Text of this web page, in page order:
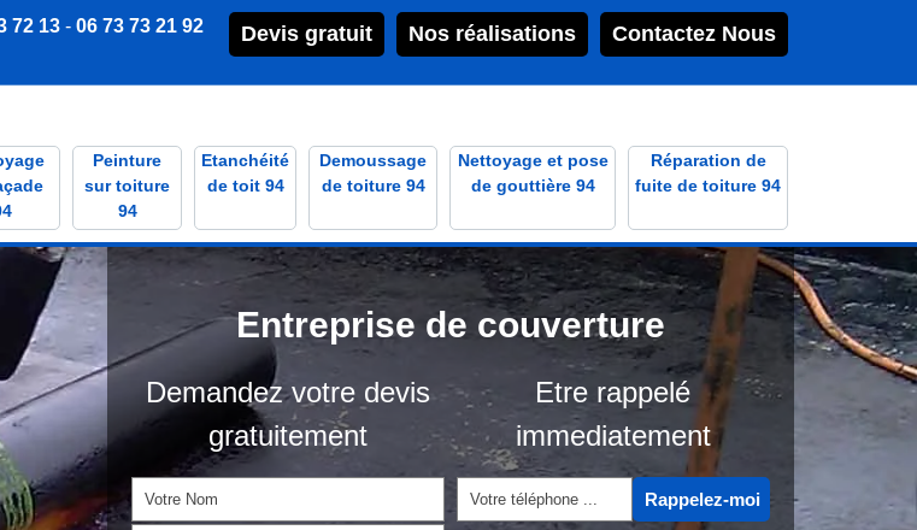
Devis gratuit Nos réalisations Contactez Nous
72 13 - 06 73 73 21 92
Peinture
sur toiture
94
Etanchéité
de toit 94
Demoussage
de toiture 94
Nettoyage et pose
de gouttière 94
Réparation de
fuite de toiture 94
Entreprise de couverture
Demandez votre devis
gratuitement
Etre rappelé
immediatement